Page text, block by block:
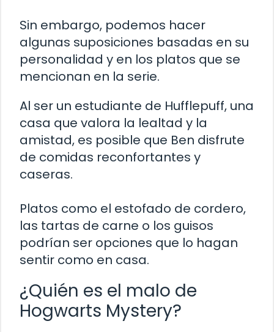
Sin embargo, podemos hacer
algunas suposiciones basadas en su
personalidad y en los platos que se
mencionan en la serie.
Al ser un estudiante de Hufflepuff, una
casa que valora la lealtad y la
amistad, es posible que Ben disfrute
de comidas reconfortantes y
caseras.
Platos como el estofado de cordero,
las tartas de carne o los guisos
podrían ser opciones que lo hagan
sentir como en casa.
¿Quién es el malo de
Hogwarts Mystery?